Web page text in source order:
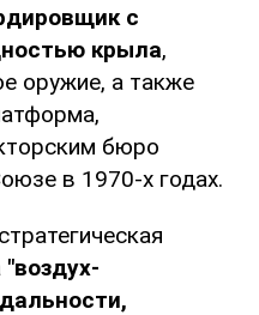
с
крыла,
оружие, а также
бюро
в 1970-х годах.
"воздух-